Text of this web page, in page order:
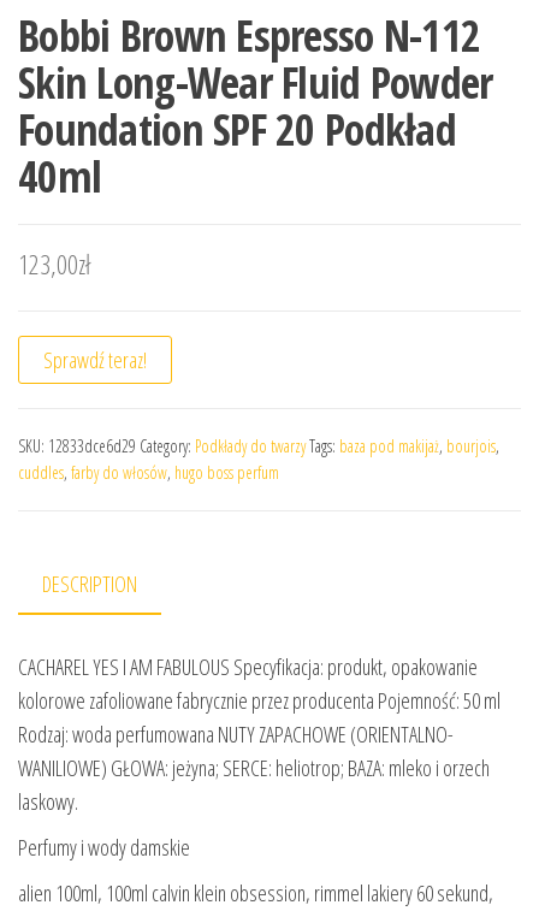
Bobbi Brown Espresso N-112
Skin Long-Wear Fluid Powder
Foundation SPF 20 Podkład
40ml
123,00zł
Sprawdź teraz!
SKU: 12833dce6d29 Category: Podkłady do twarzyTags: baza pod makijaż, bourjois,
cuddles, farby do włosów, hugo boss perfum
DESCRIPTION
CACHAREL YES I AM FABULOUS Specyfikacja: produkt, opakowanie
kolorowe zafoliowane fabrycznie przez producenta Pojemność: 50 ml
Rodzaj: woda perfumowana NUTY ZAPACHOWE (ORIENTALNO-
WANILIOWE) GŁOWA: jeżyna; SERCE: heliotrop; BAZA: mleko i orzech
laskowy.
Perfumy i wody damskie
alien 100ml, 100ml calvin klein obsession, rimmel lakiery 60 sekund,